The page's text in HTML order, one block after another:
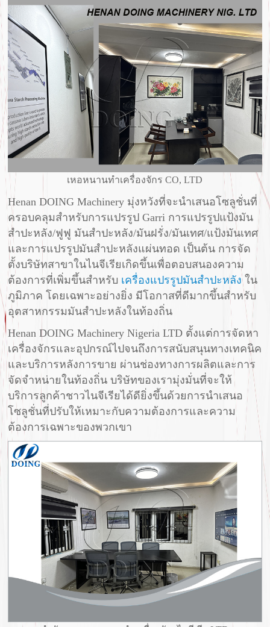
เหอหนานทำเครื่องจักร CO, LTD
Henan DOING Machinery มุ่งหวังที่จะนำเสนอโซลูชั่นที่
ครอบคลุมสำหรับการแปรรูป Garri การแปรรูปแป้งมัน
สำปะหลัง/ฟูฟู มันสำปะหลัง/มันฝรั่ง/มันเทศ/แป้งมันเทศ
และการแปรรูปมันสำปะหลังแผ่นทอด เป็นต้น การจัด
ตั้งบริษัทสาขาในไนจีเรียเกิดขึ้นเพื่อตอบสนองความ
ต้องการที่เพิ่มขึ้นสำหรับ เครื่องแปรรูปมันสำปะหลังใน
ภูมิภาค โดยเฉพาะอย่างยิ่ง มีโอกาสที่ดีมากขึ้นสำหรับ
อุตสาหกรรมมันสำปะหลังในท้องถิ่น
Henan DOING Machinery Nigeria LTD ตั้งแต่การจัดหา
เครื่องจักรและอุปกรณ์ไปจนถึงการสนับสนุนทางเทคนิค
และบริการหลังการขาย ผ่านช่องทางการผลิตและการ
จัดจำหน่ายในท้องถิ่น บริษัทของเรามุ่งมั่นที่จะให้
บริการลูกค้าชาวไนจีเรียได้ดียิ่งขึ้นด้วยการนำเสนอ
โซลูชั่นที่ปรับให้เหมาะกับความต้องการและความ
ต้องการเฉพาะของพวกเขา